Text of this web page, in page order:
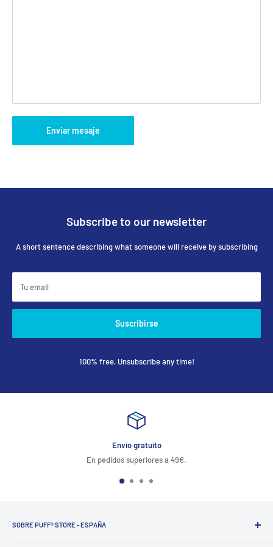
Enviar mesaje
Subscribe to our newsletter
A short sentence describing what someone will receive by subscribing
Tu email
Suscribirse
100% free, Unsubscribe any time!
Envio gratuito
En pedidos superiores a 49€.
SOBRE PUFF® STORE - ESPAÑA